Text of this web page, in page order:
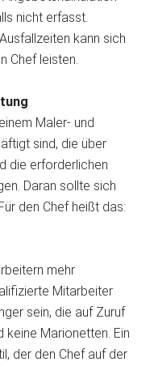
nicht erfasst.
kann sich
Chef leisten.
Maler- und
sind, die über
die erforderlichen
Daran sollte sich
den Chef heißt das:
mehr
Mitarbeiter
sein, die auf Zuruf
keine Marionetten. Ein
der den Chef auf der